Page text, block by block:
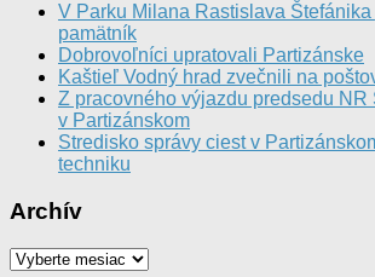
V Parku Milana Rastislava
pamätník
Dobrovoľníci upratovali Partizánske
Kaštieľ Vodný hrad zvečnili na
Z pracovného výjazdu predsedu NR
v Partizánskom
Stredisko správy ciest v
techniku
Archív
Archív